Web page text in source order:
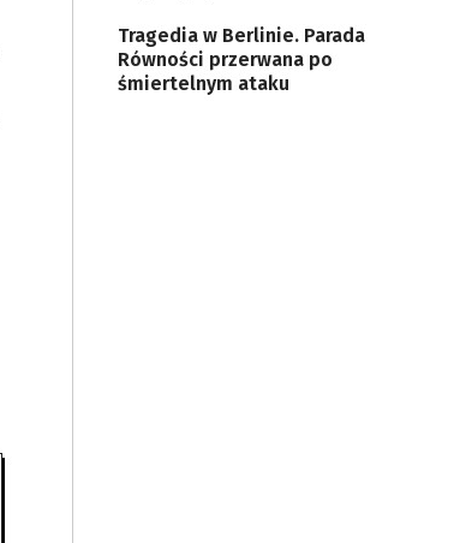
Tragedia w Berlinie. Parada
Równości przerwana po
śmiertelnym ataku